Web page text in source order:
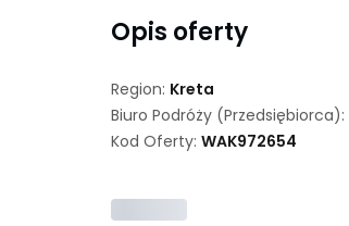
Opis oferty
Region: Kreta
Biuro Podróży (przedsiębiorca):
Kod Oferty: WAK972654